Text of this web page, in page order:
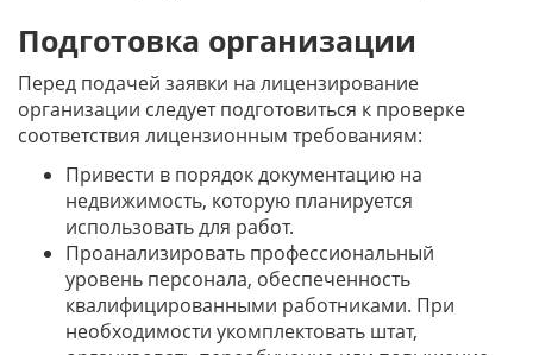
Подготовка организации
Перед подачей заявки на лицензирование
организации следует подготовиться к проверке
соответствия лицензионным требованиям:
Привести в порядок документацию на
недвижимость, которую планируется
использовать для работ.
Проанализировать профессиональный
уровень персонала, обеспеченность
квалифицированными работниками. При
необходимости укомплектовать штат,